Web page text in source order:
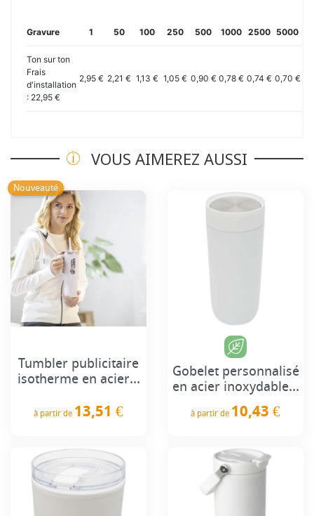
Gravure 1 50 100 250 500 1000 2500 5000
Ton sur ton
Frais
d'installation
: 22,95 €
2,95 € 2,21 € 1,13 € 1,05 € 0,90 € 0,78 € 0,74 € 0,70 €
VOUS AIMEREZ AUSSI
Nouveauté
Tumbler publicitaire
isotherme en acier...
à partir de 13,51 €
Gobelet personnalisé
en acier inoxydable...
à partir de 10,43 €